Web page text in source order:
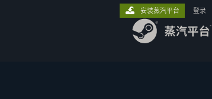
安装蒸汽平台 登录